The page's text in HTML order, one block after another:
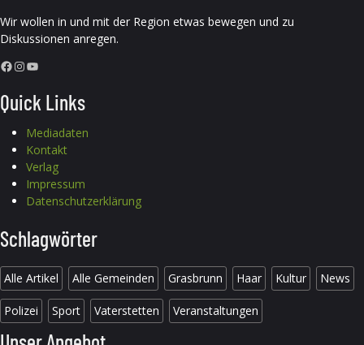
Wir wollen in und mit der Region etwas bewegen und zu
Diskussionen anregen.
Facebook InstagramYouTube
Quick Links
Mediadaten
Kontakt
Verlag
Impressum
Datenschutzerklärung
Schlagwörter
Alle Artikel Alle Gemeinden Grasbrunn Haar Kultur News
Polizei Sport Vaterstetten Veranstaltungen